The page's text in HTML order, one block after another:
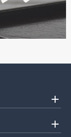
add
add